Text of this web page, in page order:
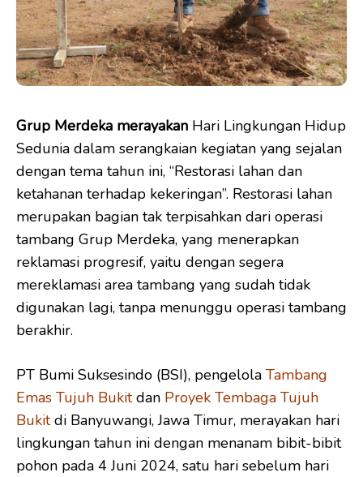
Grup Merdeka merayakan Hari Lingkungan Hidup
Sedunia dalam serangkaian kegiatan yang sejalan
dengan tema tahun ini, “Restorasi lahan dan
ketahanan terhadap kekeringan”. Restorasi lahan
merupakan bagian tak terpisahkan dari operasi
tambang Grup Merdeka, yang menerapkan
reklamasi progresif, yaitu dengan segera
mereklamasi area tambang yang sudah tidak
digunakan lagi, tanpa menunggu operasi tambang
berakhir.
PT Bumi Suksesindo (BSI), pengelola Tambang
Emas Tujuh Bukitdan Proyek Tembaga Tujuh
Bukitdi Banyuwangi, Jawa Timur, merayakan hari
lingkungan tahun ini dengan menanam bibit-bibit
pohon pada 4 Juni 2024, satu hari sebelum hari